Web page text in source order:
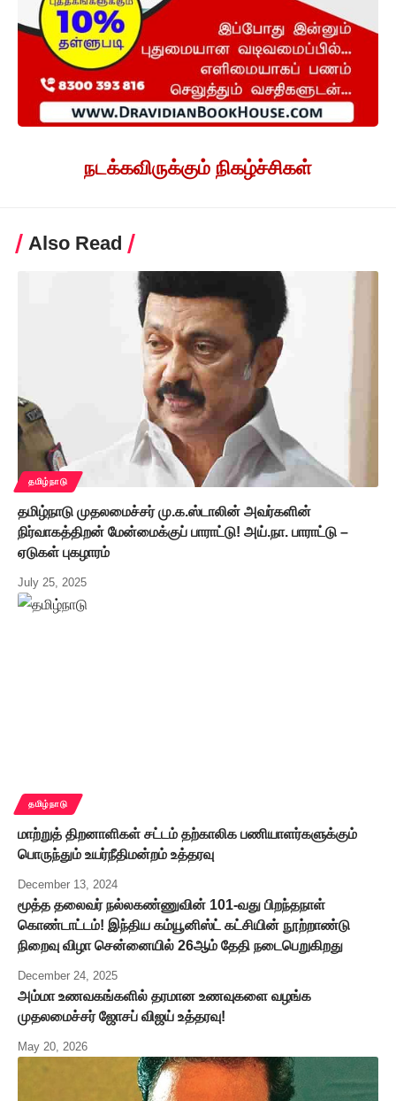
நடக்கவிருக்கும் நிகழ்ச்சிகள்
Also Read
தமிழ்நாடு
தமிழ்நாடு முதலமைச்சர் மு.க.ஸ்டாலின் அவர்களின்
நிர்வாகத்திறன் மேன்மைக்குப் பாராட்டு! அய்.நா. பாராட்டு –
ஏடுகள் புகழாரம்
July 25, 2025
தமிழ்நாடு
மாற்றுத் திறனாளிகள் சட்டம் தற்காலிக பணியாளர்களுக்கும்
பொருந்தும் உயர்நீதிமன்றம் உத்தரவு
December 13, 2024
மூத்த தலைவர் நல்லகண்ணுவின் 101-வது பிறந்தநாள்
கொண்டாட்டம்! இந்திய கம்யூனிஸ்ட் கட்சியின் நூற்றாண்டு
நிறைவு விழா சென்னையில் 26ஆம் தேதி நடைபெறுகிறது
December 24, 2025
அம்மா உணவகங்களில் தரமான உணவுகளை வழங்க
முதலமைச்சர் ஜோசப் விஜய் உத்தரவு!
May 20, 2026